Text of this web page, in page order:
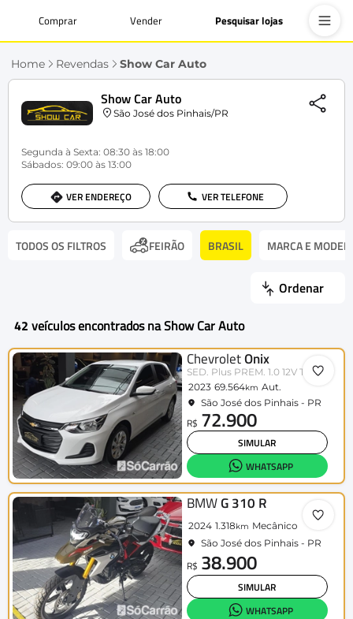
Comprar Vender Pesquisar lojas
Home Revendas Show Car Auto
Show Car Auto
São José dos Pinhais/PR
Segunda à Sexta: 08:30 às 18:00
Sábados: 09:00 às 13:00
VER ENDEREÇO VER TELEFONE
TODOS OS FILTROS FEIRÃO BRASIL MARCA E
Ordenar
42 veículos encontrados na Show Car Auto
ChevroletOnix
SED. Plus PREM. 1.0 12V TB Flex Aut
2023 69.564km Aut.
São José dos Pinhais - PR
R$ 72.900
SIMULAR
WHATSAPP
BMWG 310 R
2024 1.318km Mecânico
São José dos Pinhais - PR
R$ 38.900
SIMULAR
WHATSAPP